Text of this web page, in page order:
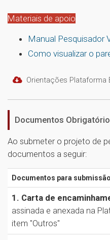
Materiais de apoio
Manual Pesquisador
Como visualizar o
Orientações Plataforma
Documentos
Ao submeter o projeto de
documentos a seguir:
Documentos para submissão
1. Carta de
assinada e anexada na
item "Outros"